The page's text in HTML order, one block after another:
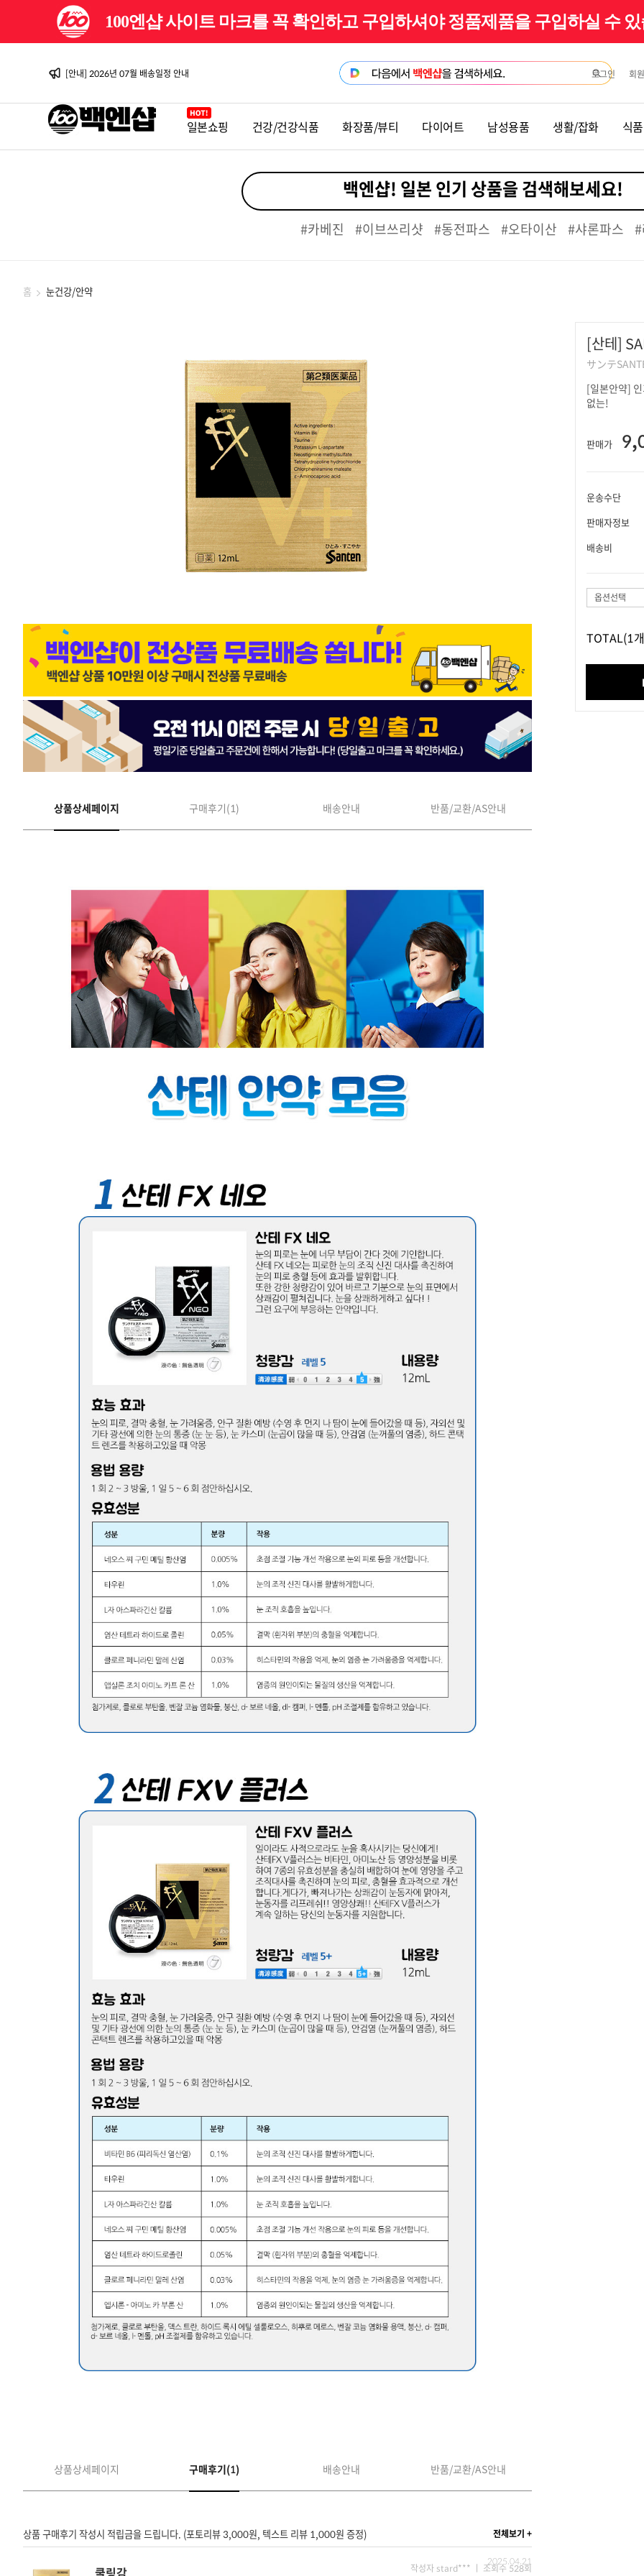
100엔샵 사이트 마크를 꼭 확인하고 구입하셔야 정품제품을 구입하실 수
[이벤트] 백엔샵 10주년 감사제
[안내] 2026년 08월 배송일정 안내
[안내] 2026년 07월 배송일정 안내
[이벤트] 백엔샵 10주년 감사제
[안내] 2026년 08월 배송일정 안내
[이벤트] 백엔샵 10주년 감사제 2탄일본쇼핑 건강/건강식품 화장품/뷰티 다이어트 남성용품 생활/잡화 식품
로그인 회
#카베진 #이브쓰리샷 #동전파스 #오타이산 #샤론파스
홈 눈건강/안약
상품상세페이지 구매후기(1) 배송안내 반품/교환/AS안내
상품상세페이지 구매후기(1) 배송안내 반품/교환/AS안내
상품 구매후기 작성시 적립금을 드립니다. (포토리뷰 3,000원, 텍스트 리뷰 1,000원 증정) 전체보기 +
2025.04.21
쿨링감 작성자 stard*** ㅣ 조회수 528회
[산테]
サンテ
[일본안약] 인기 아마존 안약 랭킹 1위! 'ㅡ' 사용안한사람은 있어도 한번만쓴사람은
없는!
판매가
운송수단
판매자정보
배송비
옵션선택
TOTAL(1